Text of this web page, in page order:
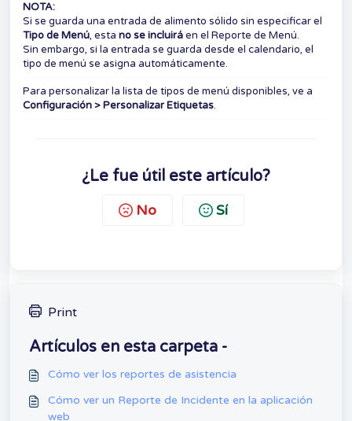
NOTA:
Si se guarda una entrada de alimento sólido sin especificar el
Tipo de Menú, esta no se incluiráen el Reporte de Menú.
Sin embargo, si la entrada se guarda desde el calendario, el
tipo de menú se asigna automáticamente.
Para personalizar la lista de tipos de menú disponibles, ve a
Configuración > Personalizar Etiquetas.
¿Le fue útil este artículo?
No Sí
Print
Artículos en esta carpeta -
Cómo ver los reportes de asistencia
Cómo ver un Reporte de Incidente en la aplicación
web